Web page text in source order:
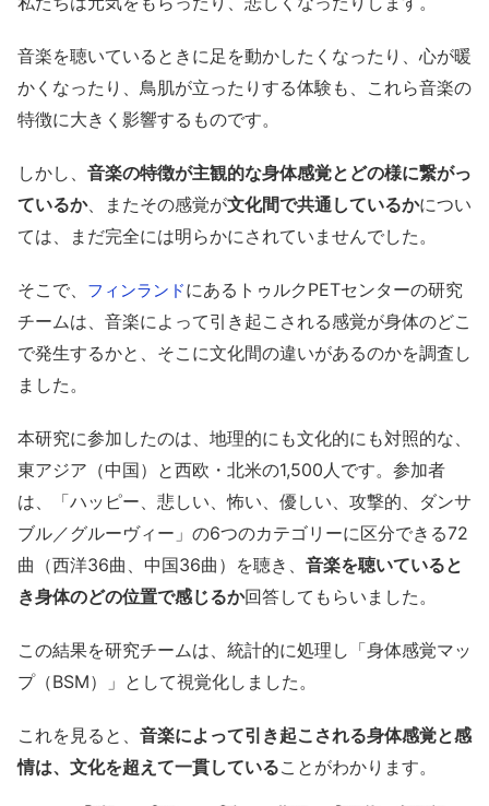
音楽を聴いているときに足を動かしたくなったり、心が暖
かくなったり、鳥肌が立ったりする体験も、これら音楽の
特徴に大きく影響するものです。
しかし、 音楽の特徴が主観的な身体感覚とどの様に繋がっ
ているか、またその感覚が文化間で共通しているかについ
ては、まだ完全には明らかにされていませんでした。
そこで、 フィンランドにあるトゥルクPETセンターの研究
チームは、音楽によって引き起こされる感覚が身体のどこ
で発生するかと、そこに文化間の違いがあるのかを調査し
ました。
本研究に参加したのは、地理的にも文化的にも対照的な、
東アジア（中国）と西欧・北米の1,500人です。参加者
は、「ハッピー、悲しい、怖い、優しい、攻撃的、ダンサ
ブル／グルーヴィー」の6つのカテゴリーに区分できる72
曲（西洋36曲、中国36曲）を聴き、 音楽を聴いていると
き身体のどの位置で感じるか回答してもらいました 。
この結果を研究チームは、統計的に処理し「身体感覚マッ
プ（BSM）」として視覚化しました。
これを見ると、 音楽によって引き起こされる身体感覚と感
情は、文化を超えて一貫していることがわかります。